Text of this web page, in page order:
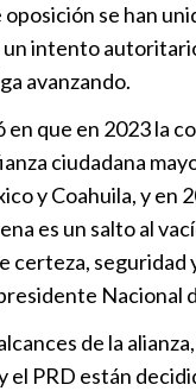
se han
intento
avanzando.
en que en 2023 la
ciudadana
y Coahuila, y en
es un salto al
certeza, seguridad
de la
el PRD están